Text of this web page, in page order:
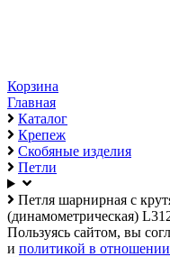
Корзина
Главная
Каталог
Крепеж
Скобяные изделия
Петли
Петля шарнирная с
(динамометрическая)
Пользуясь сайтом, вы
и политикой в